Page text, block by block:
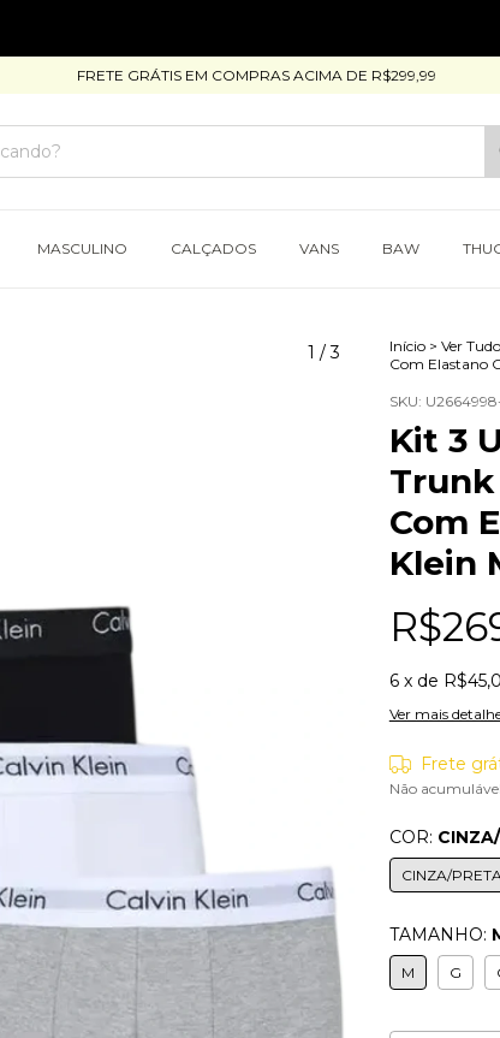
FRETE GRÁTIS EM COMPRAS ACIMA DE R$299,99
MASCULINO CALÇADOS VANS BAW
1 /3 Início > Ver Tudo
Com Elastano
SKU:
Kit 3
Trunk
Com
Klein
6 x de
Ver mais
Frete
Não
COR:
CINZA/
TAMANHO:
M G